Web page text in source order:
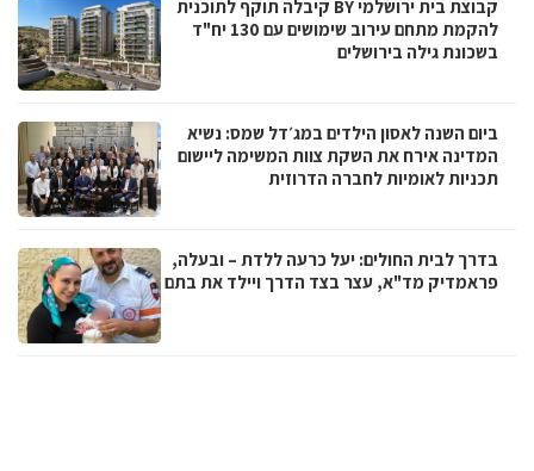
קבוצת בית ירושלמי BY קיבלה תוקף לתוכנית
להקמת מתחם עירוב שימושים עם 130 יח"ד
בשכונת גילה בירושלים
ביום השנה לאסון הילדים במג׳דל שמס: נשיא
המדינה אירח את השקת צוות המשימה ליישום
תכניות לאומיות לחברה הדרוזית
בדרך לבית החולים: יעל כרעה ללדת – ובעלה,
פראמדיק מד"א, עצר בצד הדרך ויילד את בתם